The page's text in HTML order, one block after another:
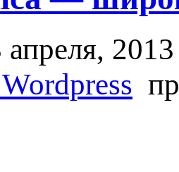
апреля, 2013